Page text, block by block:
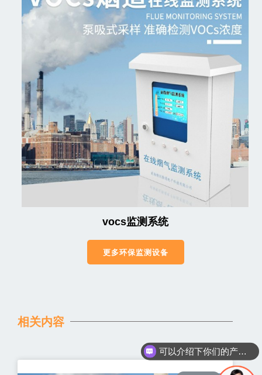
vocs监测系统
更多环保监测设备
相关内容
可以介绍下你们的产品么